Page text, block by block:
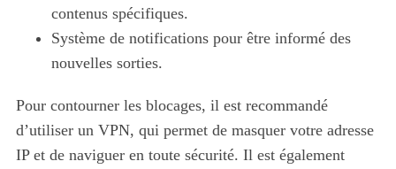
contenus spécifiques.
Système de notifications pour être informé des
nouvelles sorties.
Pour contourner les blocages, il est recommandé
d’utiliser un VPN, qui permet de masquer votre adresse
IP et de naviguer en toute sécurité. Il est également